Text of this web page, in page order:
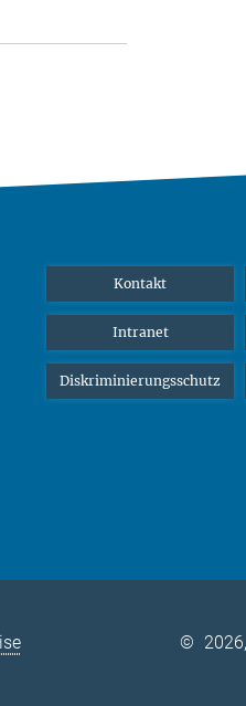
Kontakt
Intranet
Diskriminierungsschutz
©